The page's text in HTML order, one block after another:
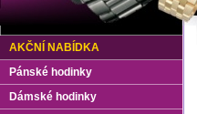
AKČNÍ NABÍDKA
Pánské hodinky
Dámské hodinky